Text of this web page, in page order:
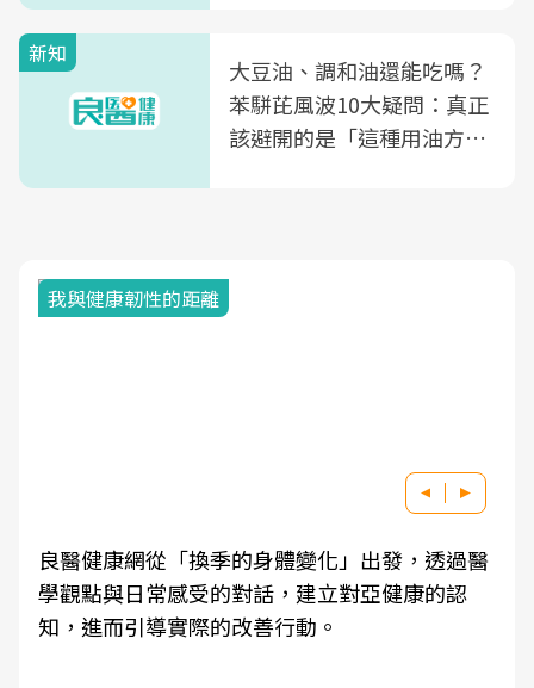
新知
大豆油、調和油還能吃嗎？
苯駢芘風波10大疑問：真正
該避開的是「這種用油方
我與健康韌性的距離
良醫健康網從「換季的身體變化」出發，透過醫
學觀點與日常感受的對話，建立對亞健康的認
知，進而引導實際的改善行動。